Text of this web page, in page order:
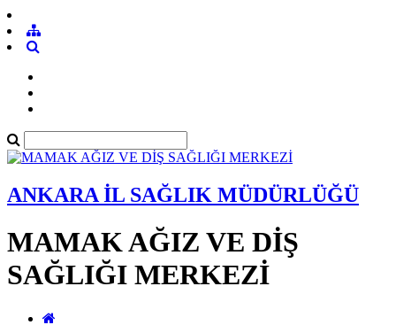
ANKARA İL SAĞLIK MÜDÜRLÜĞÜ
MAMAK AĞIZ VE DİŞ
SAĞLIĞI MERKEZİ